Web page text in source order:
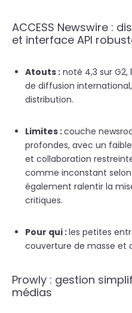
ACCESS Newswire :
et interface API
Atouts : noté 4,3 sur
de diffusion
distribution.
Limites :couche newsr
profondes, avec un faible
et collaboration re
comme inconstant se
également ralentir la
critiques.
Pour qui :les petites
couverture de masse et
Prowly : gestion
médias